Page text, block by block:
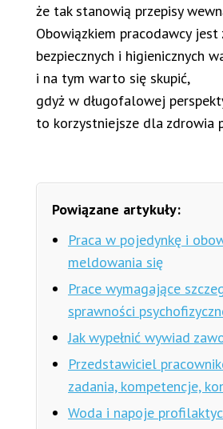
że tak stanowią przepisy
Obowiązkiem pracodawcy jest
bezpiecznych i higienicznych
i na tym warto się skupić,
gdyż w długofalowej
to korzystniejsze dla zdrowia
Powiązane artykuły:
Praca w pojedynkę i
meldowania się
Prace wymagające
sprawności
Jak wypełnić wywiad
Przedstawiciel
zadania, kompetencje,
Woda i napoje